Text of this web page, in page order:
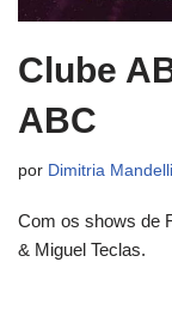
Clube
ABC
por Dimitria Mandelli
Com os shows de
& Miguel Teclas.